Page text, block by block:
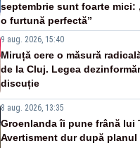
septembrie sunt foarte mici:
o furtună perfectă”
9 aug. 2026, 15:40
Miruță cere o măsură
de la Cluj. Legea
discuție
8 aug. 2026, 13:35
Groenlanda îi pune frână lui
Avertisment dur după planul